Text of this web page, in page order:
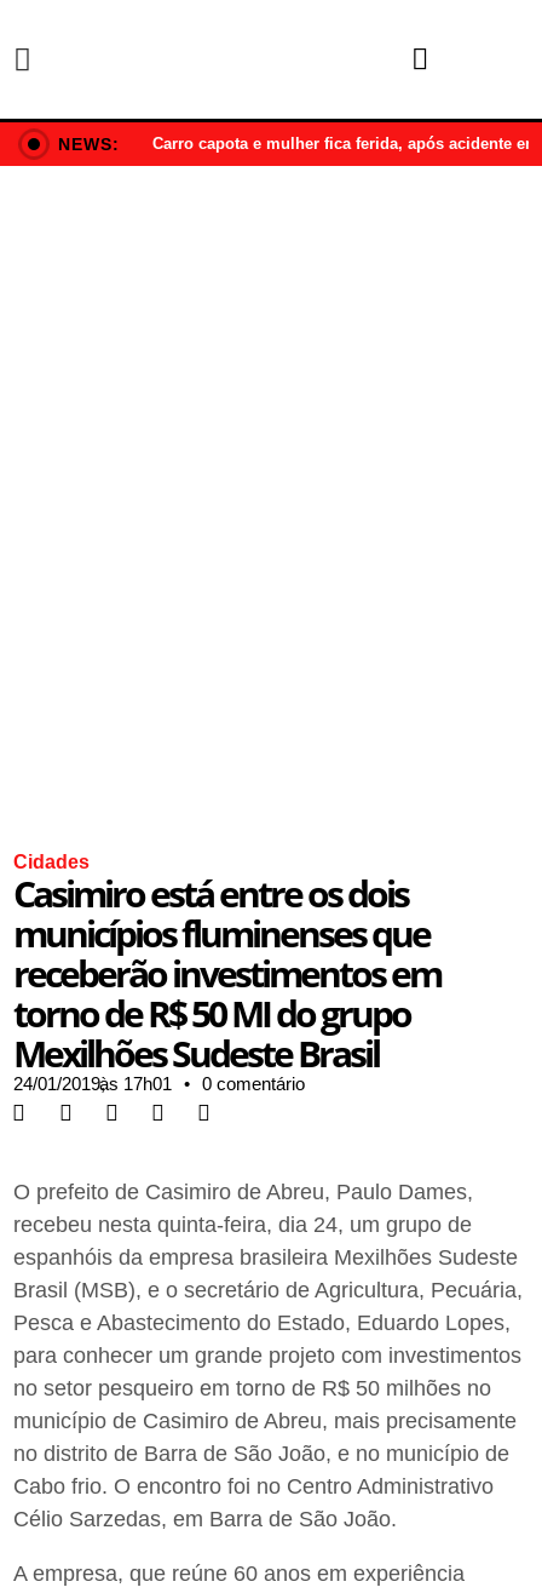
NEWS: Carro capota e mulher fica ferida, após acidente
Cidades
Casimiro está entre os dois
municípios fluminenses que
receberão investimentos em
torno de R$ 50 MI do grupo
Mexilhões Sudeste Brasil
24/01/2019,às 17h01 • 0 comentário
O prefeito de Casimiro de Abreu, Paulo Dames,
recebeu nesta quinta-feira, dia 24, um grupo de
espanhóis da empresa brasileira Mexilhões Sudeste
Brasil (MSB), e o secretário de Agricultura, Pecuária,
Pesca e Abastecimento do Estado, Eduardo Lopes,
para conhecer um grande projeto com investimentos
no setor pesqueiro em torno de R$ 50 milhões no
município de Casimiro de Abreu, mais precisamente
no distrito de Barra de São João, e no município de
Cabo frio. O encontro foi no Centro Administrativo
Célio Sarzedas, em Barra de São João.
A empresa, que reúne 60 anos em experiência